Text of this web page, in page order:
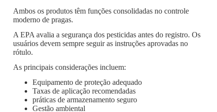
Ambos os produtos têm funções consolidadas no controle
moderno de pragas.
A EPA avalia a segurança dos pesticidas antes do registro. Os
usuários devem sempre seguir as instruções aprovadas no
rótulo.
As principais considerações incluem:
Equipamento de proteção adequado
Taxas de aplicação recomendadas
práticas de armazenamento seguro
Gestão ambiental